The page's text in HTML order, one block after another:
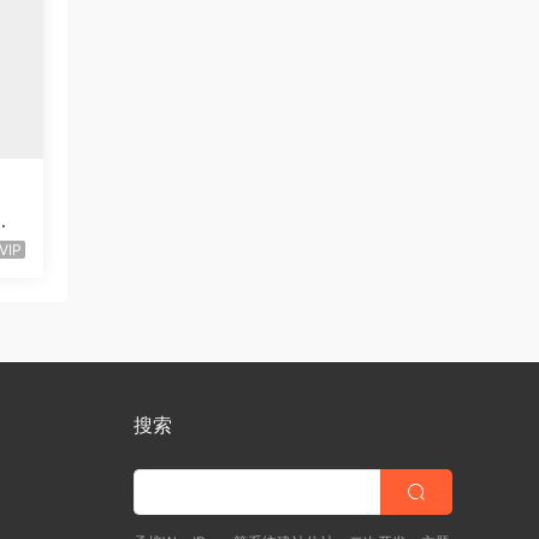
VIP
搜索